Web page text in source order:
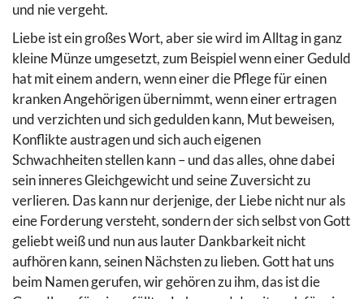
und nie vergeht.
Liebe ist ein großes Wort, aber sie wird im Alltag in ganz
kleine Münze umgesetzt, zum Beispiel wenn einer Geduld
hat mit einem andern, wenn einer die Pflege für einen
kranken Angehörigen übernimmt, wenn einer ertragen
und verzichten und sich gedulden kann, Mut beweisen,
Konflikte austragen und sich auch eigenen
Schwachheiten stellen kann – und das alles, ohne dabei
sein inneres Gleichgewicht und seine Zuversicht zu
verlieren. Das kann nur derjenige, der Liebe nicht nur als
eine Forderung versteht, sondern der sich selbst von Gott
geliebt weiß und nun aus lauter Dankbarkeit nicht
aufhören kann, seinen Nächsten zu lieben. Gott hat uns
beim Namen gerufen, wir gehören zu ihm, das ist die